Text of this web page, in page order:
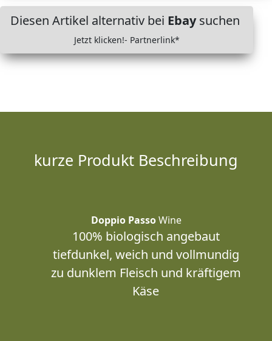
Diesen Artikel alternativ bei Ebaysuchen
Jetzt klicken!- Partnerlink*
kurze Produkt Beschreibung
Doppio PassoWine
100% biologisch angebaut
tiefdunkel, weich und vollmundig
zu dunklem Fleisch und kräftigem
Käse